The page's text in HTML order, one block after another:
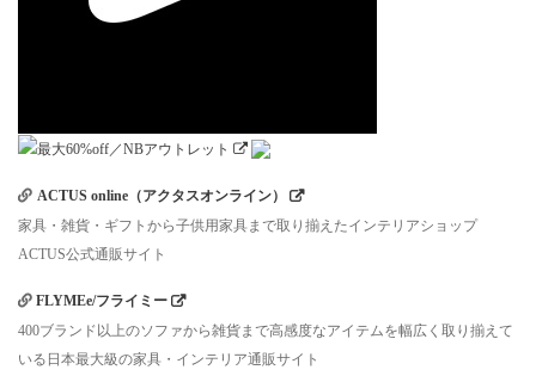
ACTUS online（アクタスオンライン）
家具・雑貨・ギフトから子供用家具まで取り揃えたインテリアショップ
ACTUS公式通販サイト
FLYMEe/フライミー
400ブランド以上のソファから雑貨まで高感度なアイテムを幅広く取り揃えて
いる日本最大級の家具・インテリア通販サイト